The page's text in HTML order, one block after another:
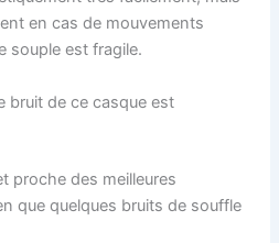
en cas de mouvements
souple est fragile.
bruit de ce casque est
proche des meilleures
que quelques bruits de souffle